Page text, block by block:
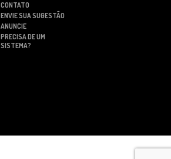
CONTATO
ENVIE SUA SUGESTÃO
ANUNCIE
PRECISA DE UM
SISTEMA?